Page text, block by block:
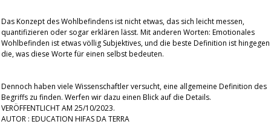
Das Konzept des Wohlbefindens ist nicht etwas, das sich leicht messen,
quantifizieren oder sogar erklären lässt. Mit anderen Worten: Emotionales
Wohlbefinden ist etwas völlig Subjektives, und die beste Definition ist hingegen
die, was diese Worte für einen selbst bedeuten.
Dennoch haben viele Wissenschaftler versucht, eine allgemeine Definition des
Begriffs zu finden. Werfen wir dazu einen Blick auf die Details.
VERÖFFENTLICHT AM 25/10/2023.
AUTOR : EDUCATION HIFAS DA TERRA